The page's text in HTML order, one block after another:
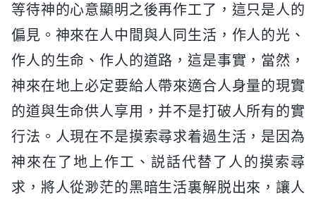
等待神的心意顯明之後再作工了，這只是人的
偏見。神來在人中間與人同生活，作人的光、
作人的生命、作人的道路，這是事實，當然，
神來在地上必定要給人帶來適合人身量的現實
的道與生命供人享用，并不是打破人所有的實
行法。人現在不是摸索尋求着過生活，是因為
神來在了地上作工、説話代替了人的摸索尋
求，將人從渺茫的黑暗生活裏解脱出來，讓人